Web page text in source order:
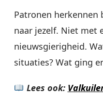
Patronen
naar jezelf. Niet met
nieuwsgierigheid.
situaties? Wat ging
Lees ook: